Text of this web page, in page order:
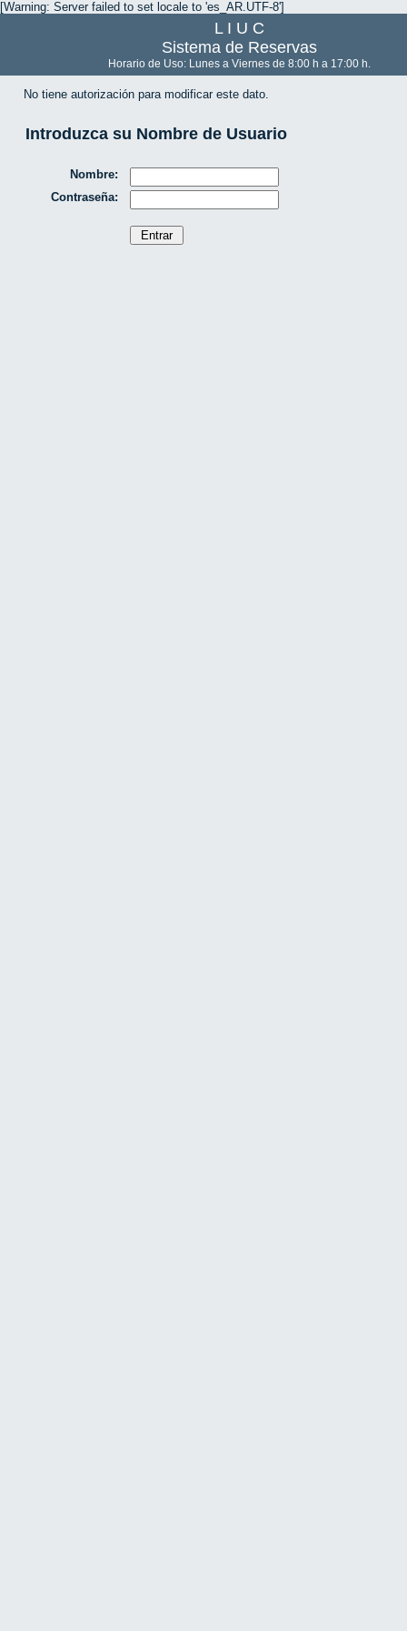
[Warning: Server failed to set locale to 'es_AR.UTF-8']
L I U C
Sistema de Reservas
Horario de Uso: Lunes a Viernes de 8:00 h a 17:00 h.
No tiene autorización para modificar este dato.
Introduzca su Nombre de Usuario
Nombre:
Contraseña: